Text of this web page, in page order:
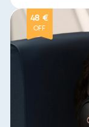
48 €
OFF